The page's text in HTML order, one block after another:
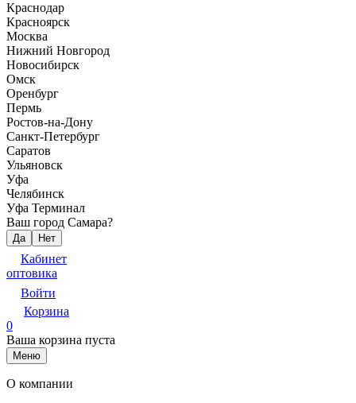
Краснодар
Красноярск
Москва
Нижний Новгород
Новосибирск
Омск
Оренбург
Пермь
Ростов-на-Дону
Санкт-Петербург
Саратов
Ульяновск
Уфа
Челябинск
Уфа Терминал
Ваш город Самара?
Да Нет
Кабинет
оптовика
Войти
Корзина
0
Ваша корзина пуста
Меню
О компании